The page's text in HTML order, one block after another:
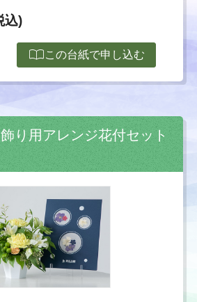
込)
import_contactsこの台紙で申し込む
り用アレンジ花付セット